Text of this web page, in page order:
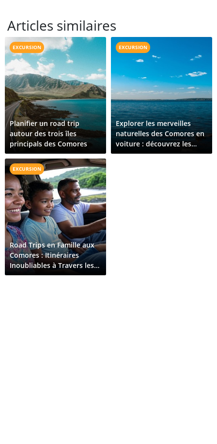
Articles similaires
EXCURSION
Planifier un road trip
autour des trois îles
principals des Comores
EXCURSION
Explorer les merveilles
naturelles des Comores en
voiture : découvrez les
sources chaudes du Lac
EXCURSION
Road Trips en Famille aux
Comores : Itinéraires
Inoubliables à Travers les
Îles